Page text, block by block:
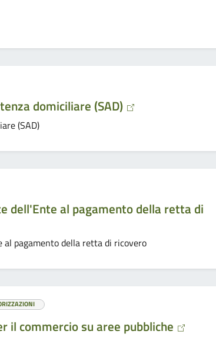
domiciliare (SAD)
(SAD)
dell'Ente al pagamento della retta di
al pagamento della retta di ricovero
il commercio su aree pubbliche